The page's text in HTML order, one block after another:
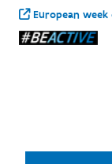
European week